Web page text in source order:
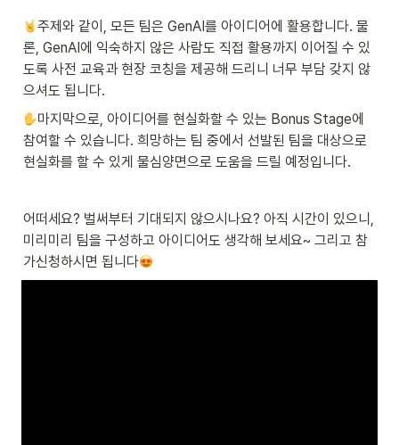
주제와 같이, 모든 팀은 GenAI를 아이디어에 활용합니다. 물
론, GenAI에 익숙하지 않은 사람도 직접 활용까지 이어질 수 있
도록 사전 교육과 현장 코칭을 제공해 드리니 너무 부담 갖지 않
으셔도 됩니다.
마지막으로, 아이디어를 현실화할 수 있는 Bonus Stage에
참여할 수 있습니다. 희망하는 팀 중에서 선발된 팀을 대상으로
현실화를 할 수 있게 물심양면으로 도움을 드릴 예정입니다.
어떠세요? 벌써부터 기대되지 않으시나요? 아직 시간이 있으니,
미리미리 팀을 구성하고 아이디어도 생각해 보세요~ 그리고 참
가신청하시면 됩니다